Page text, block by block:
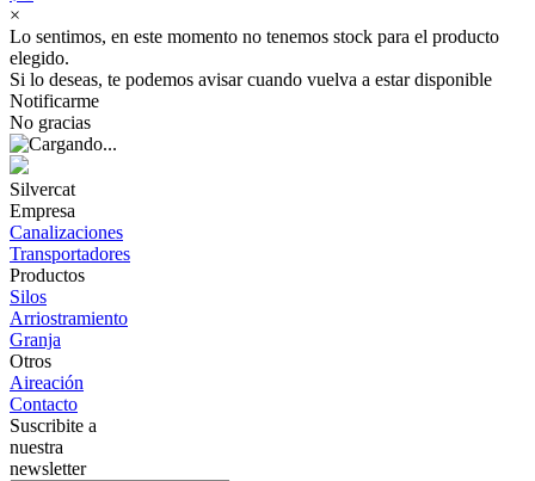
×
Lo sentimos, en este momento no tenemos stock para el producto
elegido.
Si lo deseas, te podemos avisar cuando vuelva a estar disponible
Notificarme
No gracias
Silvercat
Empresa
Canalizaciones
Transportadores
Productos
Silos
Arriostramiento
Granja
Otros
Aireación
Contacto
Suscribite a
nuestra
newsletter